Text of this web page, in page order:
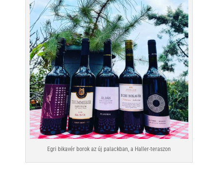
Egri bikavér borok az új palackban, a Haller-teraszon